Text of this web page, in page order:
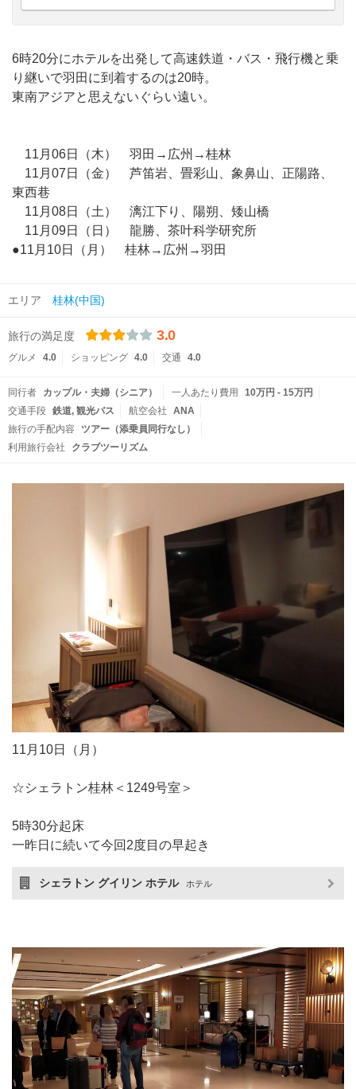
6時20分にホテルを出発して高速鉄道・バス・飛行機と乗
り継いで羽田に到着するのは20時。
東南アジアと思えないぐらい遠い。
11月06日（木） 羽田→広州→桂林
11月07日（金） 芦笛岩、畳彩山、象鼻山、正陽路、
東西巷
11月08日（土） 漓江下り、陽朔、矮山橋
11月09日（日） 龍勝、茶叶科学研究所
●11月10日（月） 桂林→広州→羽田
エリア 桂林(中国)
旅行の満足度 3.0
グルメ 4.0 ショッピング 4.0 交通 4.0
同行者 カップル・夫婦（シニア） 一人あたり費用
10万円 - 15万円
交通手段 鉄道 観光バス 航空会社
ANA
旅行の手配内容
ツアー（添乗員同行なし）
利用旅行会社
クラブツーリズム
11月10日（月）
☆シェラトン桂林＜1249号室＞
5時30分起床
一昨日に続いて今回2度目の早起き
シェラトン グイリン ホテル ホテル